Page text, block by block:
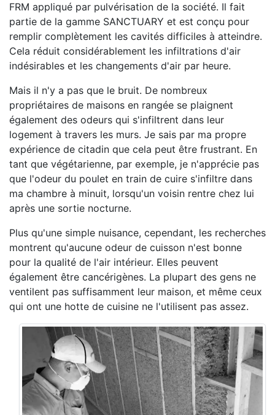
FRM appliqué par pulvérisation de la société. Il fait
partie de la gamme SANCTUARY et est conçu pour
remplir complètement les cavités difficiles à atteindre.
Cela réduit considérablement les infiltrations d'air
indésirables et les changements d'air par heure.
Mais il n'y a pas que le bruit. De nombreux
propriétaires de maisons en rangée se plaignent
également des odeurs qui s'infiltrent dans leur
logement à travers les murs. Je sais par ma propre
expérience de citadin que cela peut être frustrant. En
tant que végétarienne, par exemple, je n'apprécie pas
que l'odeur du poulet en train de cuire s'infiltre dans
ma chambre à minuit, lorsqu'un voisin rentre chez lui
après une sortie nocturne.
Plus qu'une simple nuisance, cependant, les recherches
montrent qu'aucune odeur de cuisson n'est bonne
pour la qualité de l'air intérieur. Elles peuvent
également être cancérigènes. La plupart des gens ne
ventilent pas suffisamment leur maison, et même ceux
qui ont une hotte de cuisine ne l'utilisent pas assez.